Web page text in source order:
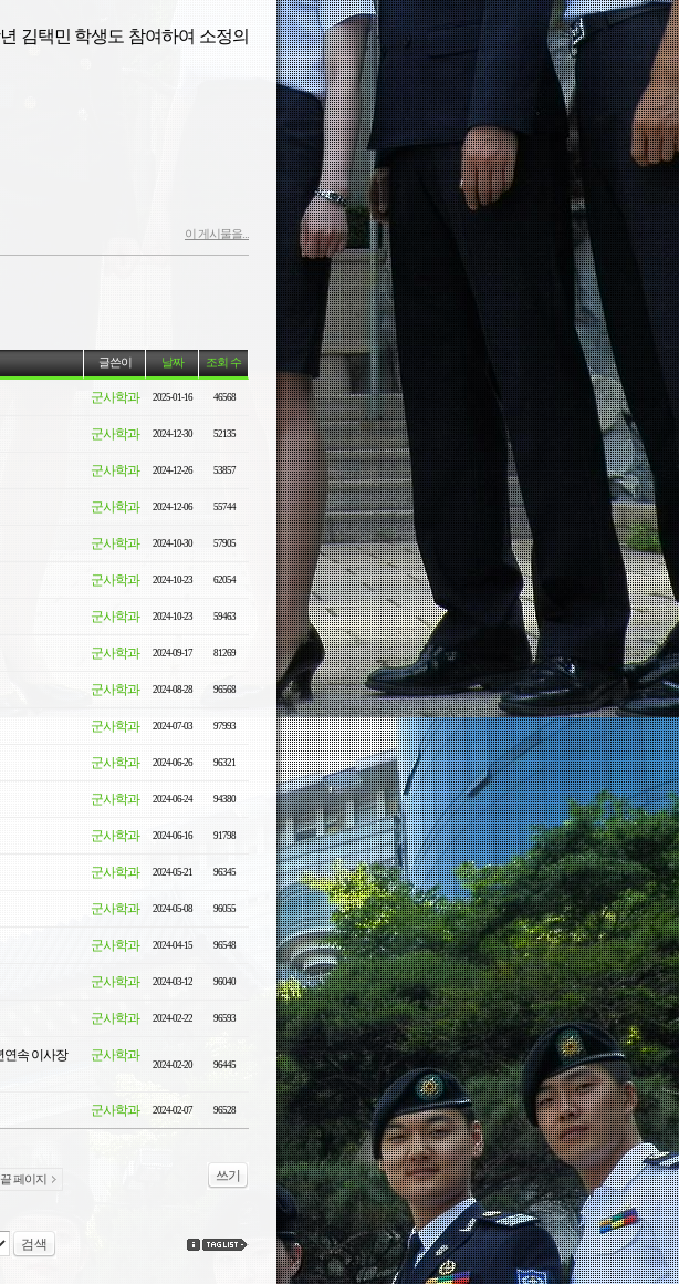
김택민 학생도 참여하여 소정의
이 게시물을...
글쓴이 날짜 조회 수
군사학과 2025-01-16 46568
군사학과 2024-12-30 52135
군사학과 2024-12-26 53857
군사학과 2024-12-06 55744
군사학과 2024-10-30 57905
군사학과 2024-10-23 62054
군사학과 2024-10-23 59463
군사학과 2024-09-17 81269
군사학과 2024-08-28 96568
군사학과 2024-07-03 97993
군사학과 2024-06-26 96321
군사학과 2024-06-24 94380
군사학과 2024-06-16 91798
군사학과 2024-05-21 96345
군사학과 2024-05-08 96055
군사학과 2024-04-15 96548
군사학과 2024-03-12 96040
군사학과 2024-02-22 96593
연속 이사장
군사학과
2024-02-20 96445
군사학과 2024-02-07 96528
쓰기
끝 페이지
검색